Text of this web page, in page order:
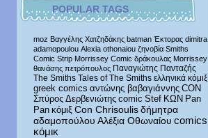
POPULAR TAGS
moz Βαγγέλης Χατζηδάκης batman Έκτορας dimitra
adamopoulou Alexia othonaiou ζηνοβία Smiths
Comic Strip Morrissey Comic δράκουλας Morrissey
θανάσης πετρόπουλος Παναγιώτης Πανταζής
The Smiths Tales of The Smiths ελληνικά κόμιξ
greek comics αντώνης βαβαγιάννης CON
Σπύρος Δερβενιώτης comic Stef ΚΩΝ Pan
Pan κόμιξ Con Chrisoulis δήμητρα
αδαμοπούλου Αλέξια Οθωναίου comics
κόμικ